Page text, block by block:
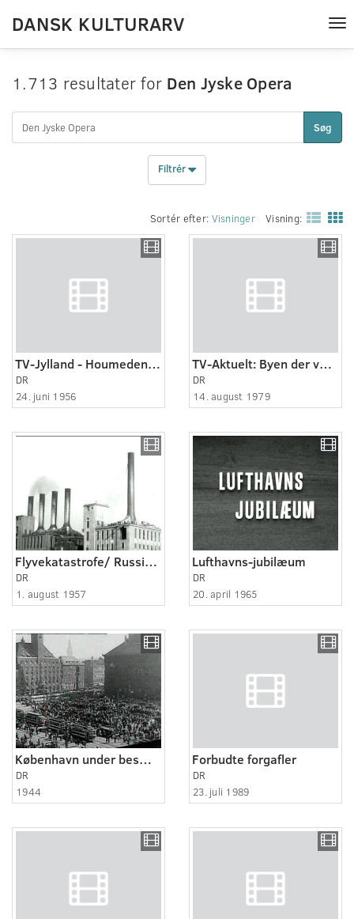
DANSK KULTURARV
1.713 resultater for Den Jyske Opera
Søg
Filtrér
Sortér efter: Visninger Visning:
TV-Jylland - Houmeden i Randers
DR
24. juni 1956
TV-Aktuelt: Byen der vågnede
DR
14. august 1979
Flyvekatastrofe/ Russisk fly rammer H.C. Ørstedsværket
DR
1. august 1957
Lufthavns-jubilæum
DR
20. april 1965
København under besættelsen 1940-45
DR
1944
Forbudte forgafler
DR
23. juli 1989